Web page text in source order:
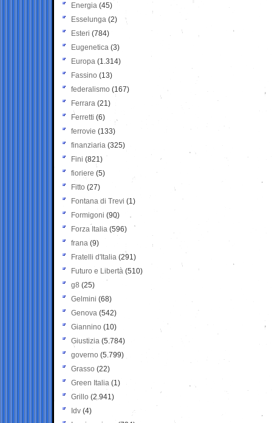
Energia (45)
Esselunga (2)
Esteri (784)
Eugenetica (3)
Europa (1.314)
Fassino (13)
federalismo (167)
Ferrara (21)
Ferretti (6)
ferrovie (133)
finanziaria (325)
Fini (821)
fioriere (5)
Fitto (27)
Fontana di Trevi (1)
Formigoni (90)
Forza Italia (596)
frana (9)
Fratelli d'Italia (291)
Futuro e Libertà (510)
g8 (25)
Gelmini (68)
Genova (542)
Giannino (10)
Giustizia (5.784)
governo (5.799)
Grasso (22)
Green Italia (1)
Grillo (2.941)
Idv (4)